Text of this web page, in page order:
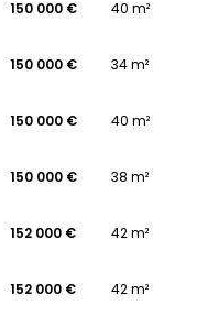
150 000 € 40 m²
150 000 € 34 m²
150 000 € 40 m²
150 000 € 38 m²
152 000 € 42 m²
152 000 € 42 m²